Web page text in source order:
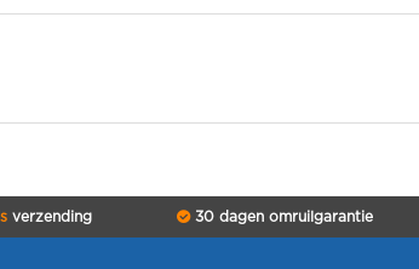
verzending 30 dagen omruilgarantie